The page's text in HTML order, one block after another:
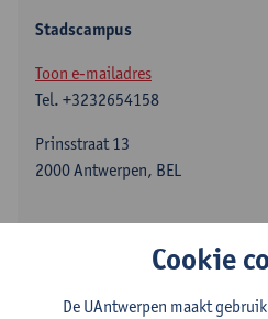
Stadscampus
Toon e-mailadres
Tel. +3232654158
Prinsstraat 13
2000 Antwerpen, BEL
Cookie
De UAntwerpen maakt